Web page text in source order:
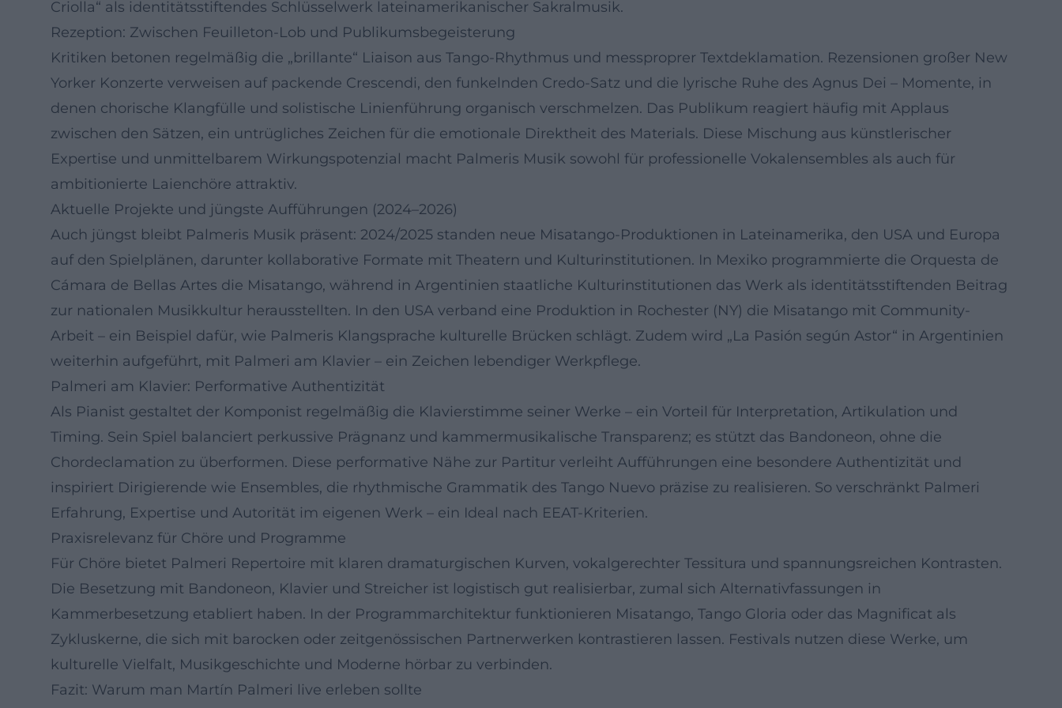
Criolla“ als identitätsstiftendes Schlüsselwerk lateinamerikanischer Sakralmusik.
Rezeption: Zwischen Feuilleton-Lob und Publikumsbegeisterung
Kritiken betonen regelmäßig die „brillante“ Liaison aus Tango-Rhythmus und messproprer Textdeklamation. Rezensionen großer New
Yorker Konzerte verweisen auf packende Crescendi, den funkelnden Credo-Satz und die lyrische Ruhe des Agnus Dei – Momente, in
denen chorische Klangfülle und solistische Linienführung organisch verschmelzen. Das Publikum reagiert häufig mit Applaus
zwischen den Sätzen, ein untrügliches Zeichen für die emotionale Direktheit des Materials. Diese Mischung aus künstlerischer
Expertise und unmittelbarem Wirkungspotenzial macht Palmeris Musik sowohl für professionelle Vokalensembles als auch für
ambitionierte Laienchöre attraktiv.
Aktuelle Projekte und jüngste Aufführungen (2024–2026)
Auch jüngst bleibt Palmeris Musik präsent: 2024/2025 standen neue Misatango-Produktionen in Lateinamerika, den USA und Europa
auf den Spielplänen, darunter kollaborative Formate mit Theatern und Kulturinstitutionen. In Mexiko programmierte die Orquesta de
Cámara de Bellas Artes die Misatango, während in Argentinien staatliche Kulturinstitutionen das Werk als identitätsstiftenden Beitrag
zur nationalen Musikkultur herausstellten. In den USA verband eine Produktion in Rochester (NY) die Misatango mit Community-
Arbeit – ein Beispiel dafür, wie Palmeris Klangsprache kulturelle Brücken schlägt. Zudem wird „La Pasión según Astor“ in Argentinien
weiterhin aufgeführt, mit Palmeri am Klavier – ein Zeichen lebendiger Werkpflege.
Palmeri am Klavier: Performative Authentizität
Als Pianist gestaltet der Komponist regelmäßig die Klavierstimme seiner Werke – ein Vorteil für Interpretation, Artikulation und
Timing. Sein Spiel balanciert perkussive Prägnanz und kammermusikalische Transparenz; es stützt das Bandoneon, ohne die
Chordeclamation zu überformen. Diese performative Nähe zur Partitur verleiht Aufführungen eine besondere Authentizität und
inspiriert Dirigierende wie Ensembles, die rhythmische Grammatik des Tango Nuevo präzise zu realisieren. So verschränkt Palmeri
Erfahrung, Expertise und Autorität im eigenen Werk – ein Ideal nach EEAT-Kriterien.
Praxisrelevanz für Chöre und Programme
Für Chöre bietet Palmeri Repertoire mit klaren dramaturgischen Kurven, vokalgerechter Tessitura und spannungsreichen Kontrasten.
Die Besetzung mit Bandoneon, Klavier und Streicher ist logistisch gut realisierbar, zumal sich Alternativfassungen in
Kammerbesetzung etabliert haben. In der Programmarchitektur funktionieren Misatango, Tango Gloria oder das Magnificat als
Zykluskerne, die sich mit barocken oder zeitgenössischen Partnerwerken kontrastieren lassen. Festivals nutzen diese Werke, um
kulturelle Vielfalt, Musikgeschichte und Moderne hörbar zu verbinden.
Fazit: Warum man Martín Palmeri live erleben sollte